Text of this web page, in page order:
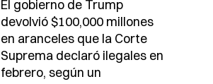
El gobierno de Trump
devolvió $100,000 millones
en aranceles que la Corte
Suprema declaró ilegales en
febrero, según un